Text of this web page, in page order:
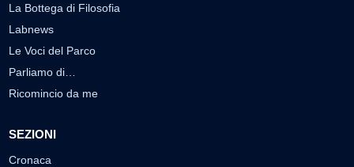
La Bottega di Filosofia
Labnews
Le Voci del Parco
Parliamo di…
Ricomincio da me
SEZIONI
Cronaca